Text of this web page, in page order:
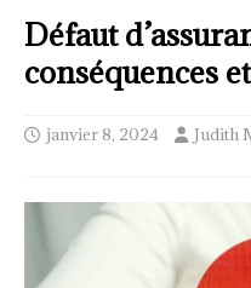
Défaut
conséquences
janvier 8, 2024 Judith